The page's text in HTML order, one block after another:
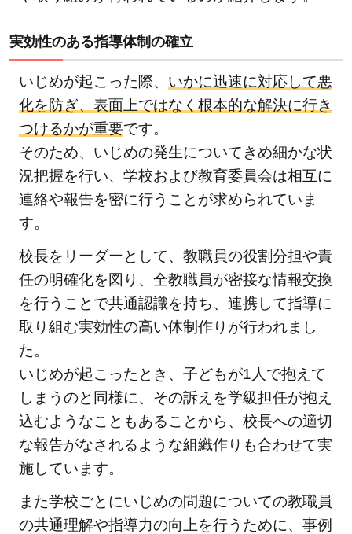
実効性のある指導体制の確立
いじめが起こった際、 いかに迅速に対応して悪
化を防ぎ、表面上ではなく根本的な解決に行き
つけるかが重要です。
そのため、いじめの発生についてきめ細かな状
況把握を行い、学校および教育委員会は相互に
連絡や報告を密に行うことが求められていま
す。
校長をリーダーとして、教職員の役割分担や責
任の明確化を図り、全教職員が密接な情報交換
を行うことで共通認識を持ち、連携して指導に
取り組む実効性の高い体制作りが行われまし
た。
いじめが起こったとき、子どもが1人で抱えて
しまうのと同様に、その訴えを学級担任が抱え
込むようなこともあることから、校長への適切
な報告がなされるような組織作りも合わせて実
施しています。
また学校ごとにいじめの問題についての教職員
の共通理解や指導力の向上を行うために、事例